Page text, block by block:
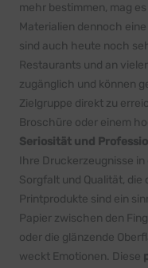
mehr bestimmen, mag
Materialien dennoch
sind auch heute noch
Restaurants und an
zugänglich und können
Zielgruppe direkt zu
Broschüre oder einem
Seriosität und
Ihre Druckerzeugnisse
Sorgfalt und Qualität,
Printprodukte sind ein
Papier zwischen den
oder die glänzende
weckt Emotionen. Diese